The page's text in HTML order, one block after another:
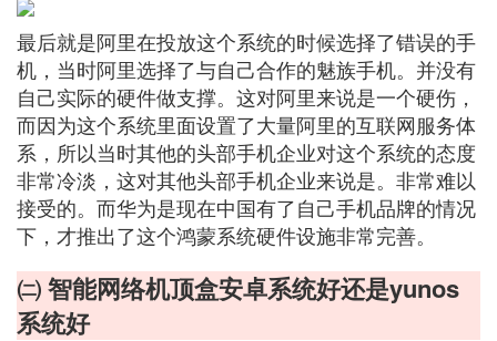
最后就是阿里在投放这个系统的时候选择了错误的手
机，当时阿里选择了与自己合作的魅族手机。并没有
自己实际的硬件做支撑。这对阿里来说是一个硬伤，
而因为这个系统里面设置了大量阿里的互联网服务体
系，所以当时其他的头部手机企业对这个系统的态度
非常冷淡，这对其他头部手机企业来说是。非常难以
接受的。而华为是现在中国有了自己手机品牌的情况
下，才推出了这个鸿蒙系统硬件设施非常完善。
㈡ 智能网络机顶盒安卓系统好还是yunos
系统好